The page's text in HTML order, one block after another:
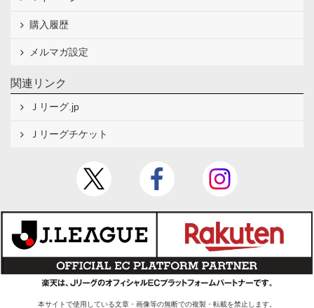
購入履歴
メルマガ設定
関連リンク
Ｊリーグ.jp
Ｊリーグチケット
本サイトで使用している文章・画像等の無断での複製・転載を禁止します。